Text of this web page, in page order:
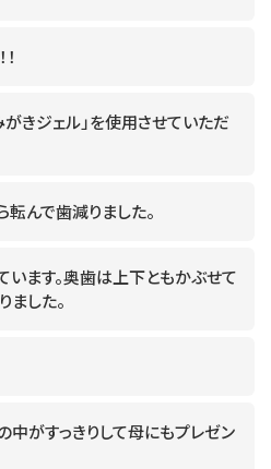
きジェル」を使用させていただ
んで歯減りました。
います。奥歯は上下ともかぶせて
ました。
中がすっきりして母にもプレゼン